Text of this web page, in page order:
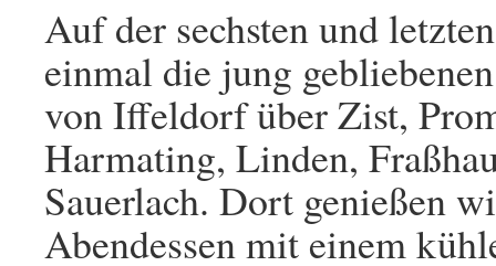
Auf der sechsten und
einmal die jung
von Iffeldorf über Zist,
Harmating, Linden,
Sauerlach. Dort genießen
Abendessen mit einem